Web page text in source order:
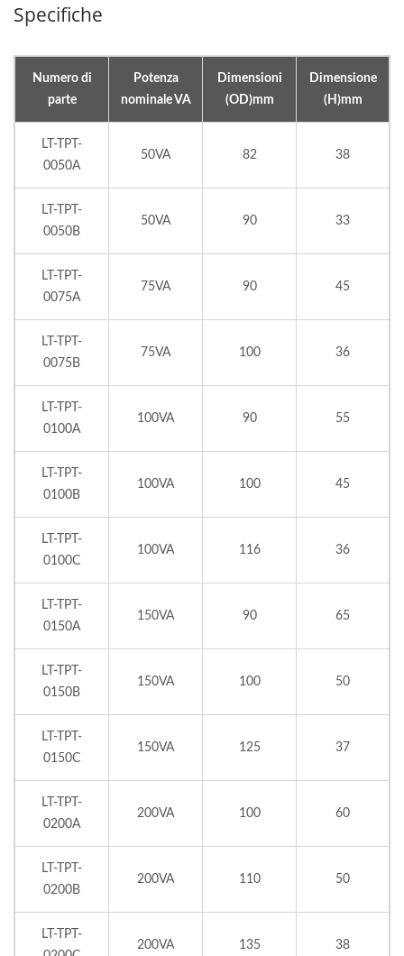
Specifiche
Numero di
parte
Potenza
nominale VA
Dimensioni
(OD)mm
Dimensione
(H)mm
LT-TPT-
0050A
50VA 82 38
LT-TPT-
0050B
50VA 90 33
LT-TPT-
0075A
75VA 90 45
LT-TPT-
0075B
75VA 100 36
LT-TPT-
0100A
100VA 90 55
LT-TPT-
0100B
100VA 100 45
LT-TPT-
0100C
100VA 116 36
LT-TPT-
0150A
150VA 90 65
LT-TPT-
0150B
150VA 100 50
LT-TPT-
0150C
150VA 125 37
LT-TPT-
0200A
200VA 100 60
LT-TPT-
0200B
200VA 110 50
LT-TPT-
200VA 135 38